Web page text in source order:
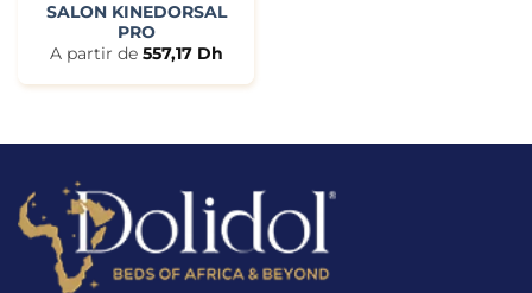
SALON KINEDORSAL
PRO
A partir de 557,17 Dh